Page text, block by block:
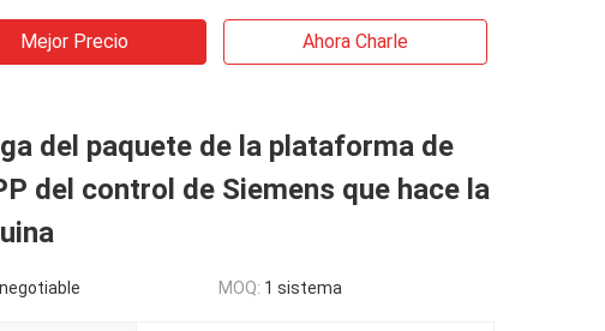
Mejor Precio Ahora Charle
del paquete de la plataforma de
del control de Siemens que hace la
negotiable MOQ: 1 sistema